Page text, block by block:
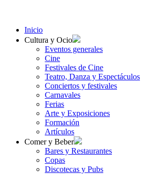
Inicio
Cultura y Ocio
Eventos generales
Cine
Festivales de Cine
Teatro, Danza y Espectáculos
Conciertos y festivales
Carnavales
Ferias
Arte y Exposiciones
Formación
Artículos
Comer y Beber
Bares y Restaurantes
Copas
Discotecas y Pubs